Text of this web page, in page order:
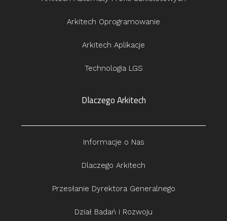
Arkitech Oprogramowanie
Arkitech Aplikacje
Technologia LGS
Dlaczego Arkitech
Informacje o Nas
Dlaczego Arkitech
Przesłanie Dyrektora Generalnego
Dział Badań i Rozwoju